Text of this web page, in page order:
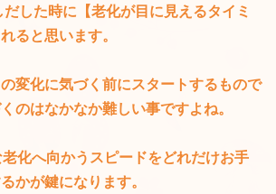
した時に【老化が目に見えるタイミ
ると思います。
の変化に気づく前にスタートするもので
のはなかなか難しい事ですよね。
化へ向かうスピードをどれだけお手
かが鍵になります。